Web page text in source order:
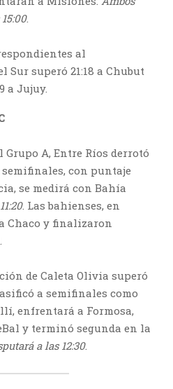
.
al
Sur superó 21:18 a Chubut
a Jujuy.
A, Entre Ríos derrotó
semifinales, con puntaje
se medirá con Bahía
. Las bahienses, en
Chaco y finalizaron
de Caleta Olivia superó
a semifinales como
enfrentará a Formosa,
y terminó segunda en la
a las 12:30.